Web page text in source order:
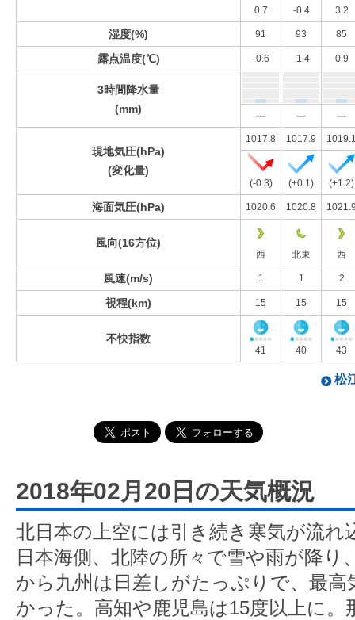
0.7 -0.4 3.2
湿度(%) 91 93 85
露点温度(℃) -0.6 -1.4 0.9
3時間降水量
(mm)
--- --- ---
現地気圧(hPa)
(変化量)
1017.8 1017.9
(-0.3) (+0.1) (+1.2)
海面気圧(hPa) 1020.6 1020.8
風向(16方位)
西 北東 西
風速(m/s) 1 1 2
視程(km) 15 15 15
不快指数
41 40 43
松
2018年02月20日の天気概況
北日本の上空には引き続き寒気が流れ
日本海側、北陸の所々で雪や雨が降り
から九州は日差しがたっぷりで、最高
かった。高知や鹿児島は15度以上に。